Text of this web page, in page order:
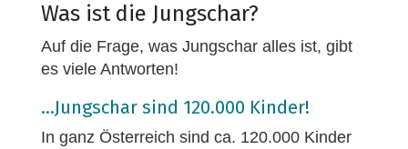
Was ist die Jungschar?
Auf die Frage, was Jungschar alles ist, gibt
es viele Antworten!
…Jungschar sind 120.000 Kinder!
In ganz Österreich sind ca. 120.000 Kinder